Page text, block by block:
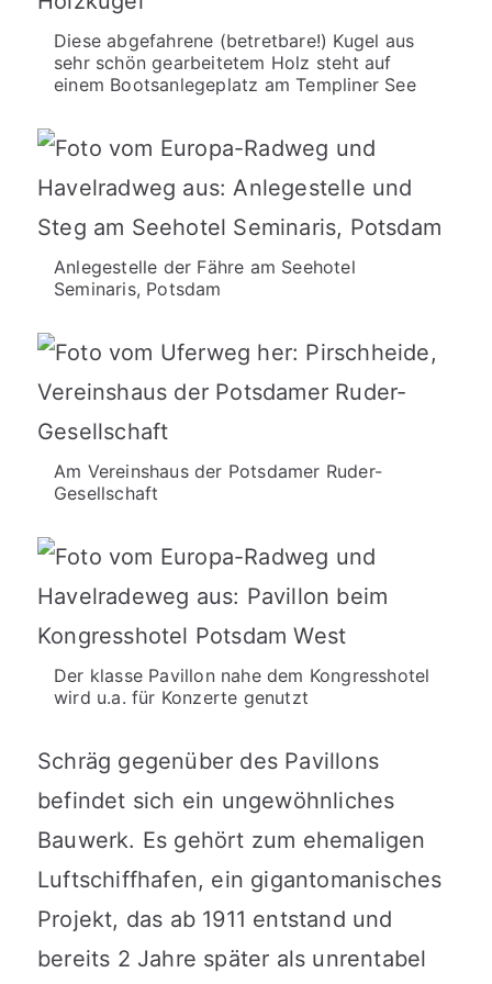
Diese abgefahrene (betretbare!) Kugel aus
sehr schön gearbeitetem Holz steht auf
einem Bootsanlegeplatz am Templiner See
Anlegestelle der Fähre am Seehotel
Seminaris, Potsdam
Am Vereinshaus der Potsdamer Ruder-
Gesellschaft
Der klasse Pavillon nahe dem Kongresshotel
wird u.a. für Konzerte genutzt
Schräg gegenüber des Pavillons
befindet sich ein ungewöhnliches
Bauwerk. Es gehört zum ehemaligen
Luftschiffhafen, ein gigantomanisches
Projekt, das ab 1911 entstand und
bereits 2 Jahre später als unrentabel